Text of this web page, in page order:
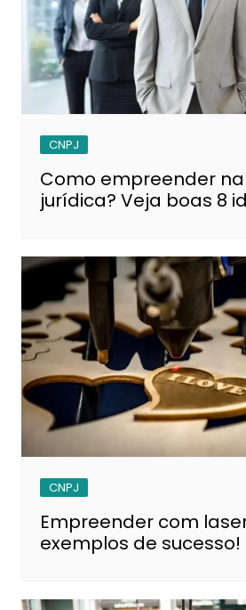
CNPJ
Como empreender
jurídica? Veja boas 8
CNPJ
Empreender com
exemplos de sucesso!